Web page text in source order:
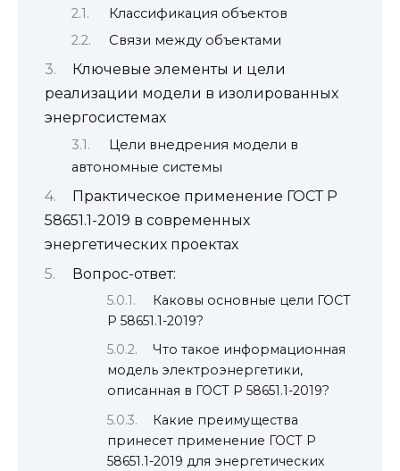
Классификация объектов
Связи между объектами
Ключевые элементы и цели
реализации модели в изолированных
энергосистемах
Цели внедрения модели в
автономные системы
Практическое применение ГОСТ Р
58651.1-2019 в современных
энергетических проектах
Вопрос-ответ:
Каковы основные цели ГОСТ
Р 58651.1-2019?
Что такое информационная
модель электроэнергетики,
описанная в ГОСТ Р 58651.1-2019?
Какие преимущества
принесет применение ГОСТ Р
58651.1-2019 для энергетических